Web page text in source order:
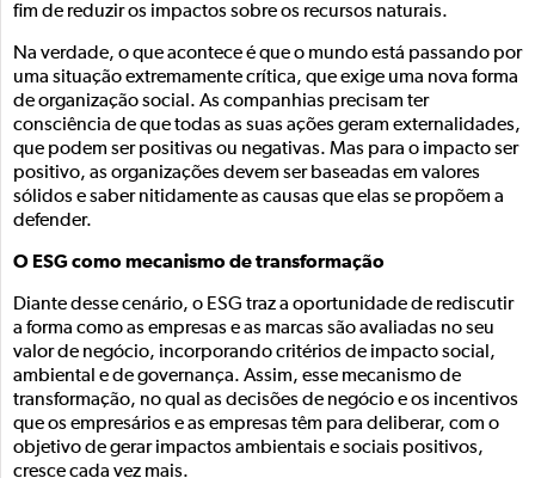
fim de reduzir os impactos sobre os recursos naturais.
Na verdade, o que acontece é que o mundo está passando por
uma situação extremamente crítica, que exige uma nova forma
de organização social. As companhias precisam ter
consciência de que todas as suas ações geram externalidades,
que podem ser positivas ou negativas. Mas para o impacto ser
positivo, as organizações devem ser baseadas em valores
sólidos e saber nitidamente as causas que elas se propõem a
defender.
O ESG como mecanismo de transformação
Diante desse cenário, o ESG traz a oportunidade de rediscutir
a forma como as empresas e as marcas são avaliadas no seu
valor de negócio, incorporando critérios de impacto social,
ambiental e de governança. Assim, esse mecanismo de
transformação, no qual as decisões de negócio e os incentivos
que os empresários e as empresas têm para deliberar, com o
objetivo de gerar impactos ambientais e sociais positivos,
cresce cada vez mais.